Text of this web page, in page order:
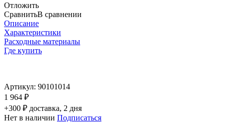
Отложить
СравнитьВ сравнении
Описание
Характеристики
Расходные материалы
Где купить
Артикул: 90101014
1 964 ₽
+300 ₽ доставка, 2 дня
Нет в наличии Подписаться